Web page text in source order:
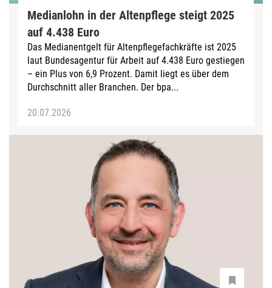
Medianlohn in der Altenpflege steigt 2025
auf 4.438 Euro
Das Medianentgelt für Altenpflegefachkräfte ist 2025
laut Bundesagentur für Arbeit auf 4.438 Euro gestiegen
– ein Plus von 6,9 Prozent. Damit liegt es über dem
Durchschnitt aller Branchen. Der bpa...
20.07.2026